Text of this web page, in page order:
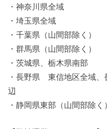
・神奈川県全域
・埼玉県全域
・千葉県（山間部除く）
・群馬県（山間部除く）
・茨城県、栃木県南部
・長野県 東信地区全域、
辺
・静岡県東部（山間部除く